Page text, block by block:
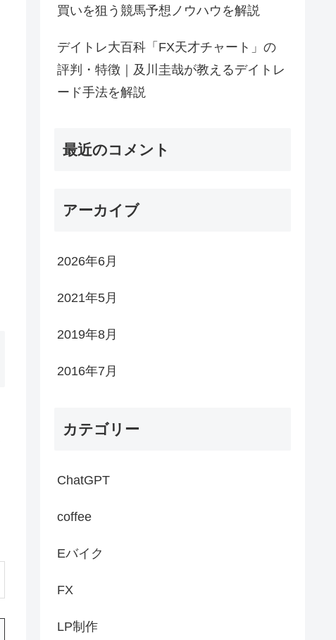
買いを狙う競馬予想ノウハウを解説
デイトレ大百科「FX天才チャート」の
評判・特徴｜及川圭哉が教えるデイトレ
ード手法を解説
最近のコメント
アーカイブ
2026年6月
2021年5月
2019年8月
2016年7月
カテゴリー
ChatGPT
coffee
Eバイク
FX
LP制作